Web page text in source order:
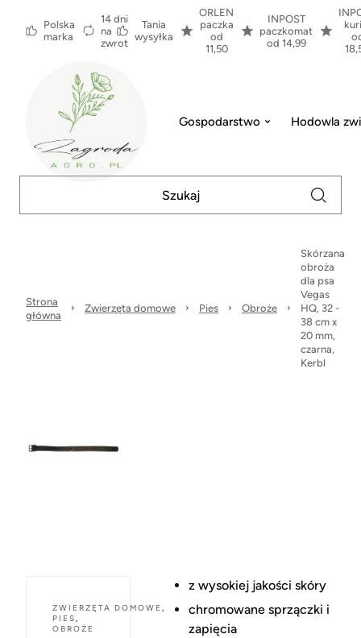
Polska
marka
14 dni
na
zwrot
Tania
wysyłka
ORLEN
paczka
od
11,50
INPOST
paczkomat
od 14,99
Gospodarstwo Hodowla
Strona
główna
Zwierzęta domowe Pies Obroże
Skórzana
obroża
dla psa
Vegas
HQ, 32 -
38 cm x
20 mm,
czarna,
Kerbl
ZWIERZĘTA DOMOWE ,
PIES,
OBROŻE
z wysokiej jakości skóry
chromowane sprzączki i
zapięcia